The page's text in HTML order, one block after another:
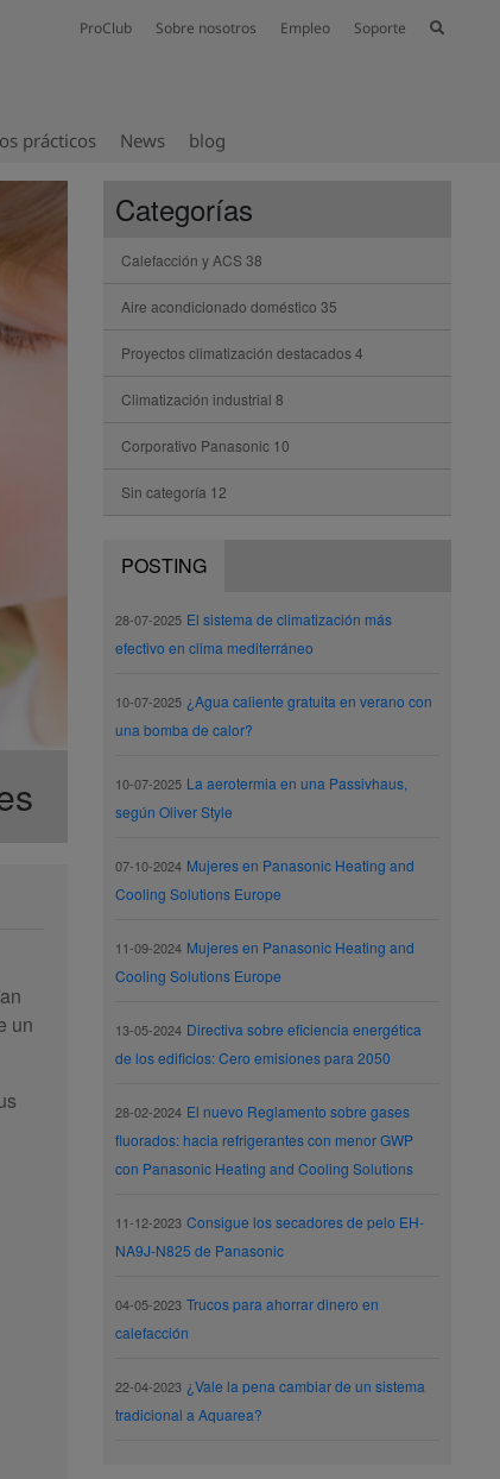
ProClub Sobre nosotros Empleo Soporte
prácticos News blog
un
Categorías
Calefacción y ACS38
Aire acondicionado doméstico 35
Proyectos climatización destacados4
Climatización industrial 8
Corporativo Panasonic 10
Sin categoría 12
POSTING
28-07-2025 El sistema de climatización más
efectivo en clima mediterráneo
10-07-2025 ¿Agua caliente gratuita en verano con
una bomba de calor?
10-07-2025 La aerotermia en una Passivhaus,
según Oliver Style
07-10-2024 Mujeres en Panasonic Heating and
Cooling Solutions Europe
11-09-2024 Mujeres en Panasonic Heating and
Cooling Solutions Europe
13-05-2024 Directiva sobre eficiencia energética
de los edificios: Cero emisiones para 2050
28-02-2024 El nuevo Reglamento sobre gases
fluorados: hacia refrigerantes con menor GWP
con Panasonic Heating and Cooling Solutions
11-12-2023 Consigue los secadores de pelo EH-
NA9J-N825 de Panasonic
04-05-2023 Trucos para ahorrar dinero en
calefacción
22-04-2023 ¿Vale la pena cambiar de un sistema
tradicional a Aquarea?